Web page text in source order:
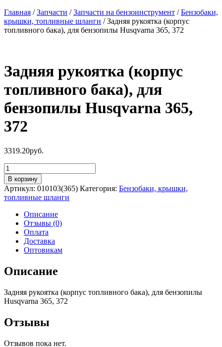
Главная /Запчасти /Запчасти на бензоинструмент /Бензобаки,
крышки, топливные шланги / Задняя рукоятка (корпус
топливного бака), для бензопилы Husqvarna 365, 372
Задняя рукоятка (корпус
топливного бака), для
бензопилы Husqvarna 365,
372
3319.20руб.
Количество
товара
Задняя
рукоятка
(корпус
топливного
бака),
бензопилы
Husqvarna
372
В корзину
Артикул: 010103(365) Категория: Бензобаки, крышки,
топливные шланги
Описание
Отзывы (0)
Оплата
Доставка
Оптовикам
Описание
Задняя рукоятка (корпус топливного бака), для бензопилы
Husqvarna 365, 372
Отзывы
Отзывов пока нет.